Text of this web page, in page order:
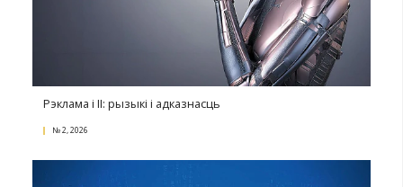
Падатковыя памылкі пры структураванні
экспарту на расійскі рынак